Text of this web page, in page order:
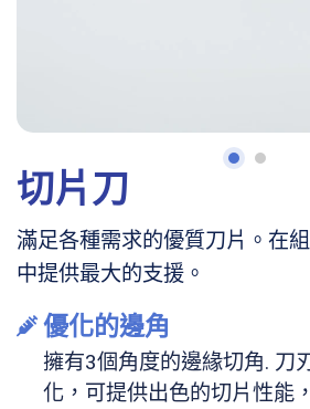
切片刀
滿足各種需求的優質刀片。在
中提供最大的支援。
優化的邊角
擁有3個角度的邊緣切角. 刀
化，可提供出色的切片性能